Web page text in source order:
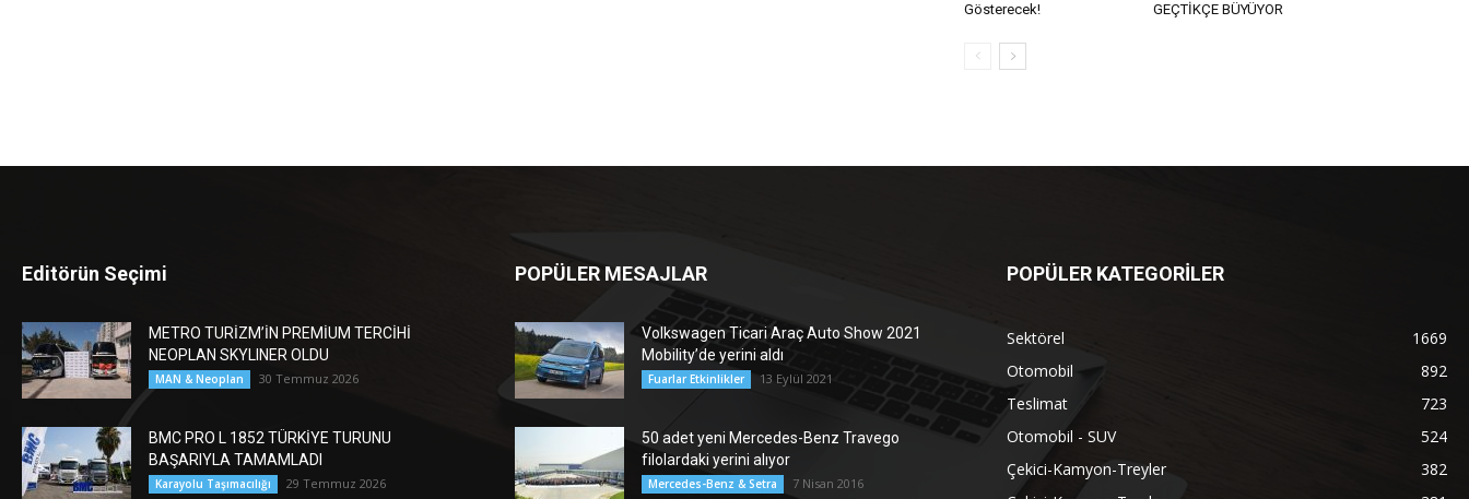
Gösterecek!
GEÇTİKÇE BÜYÜYOR
Editörün Seçimi
METRO TURİZM’İN PREMİUM TERCİHİ
NEOPLAN SKYLINER OLDU
MAN & Neoplan 30 Temmuz 2026
BMC PRO L 1852 TÜRKİYE TURUNU
BAŞARIYLA TAMAMLADI
Karayolu Taşımacılığı 29 Temmuz 2026
POPÜLER MESAJLAR
Volkswagen Ticari Araç Auto Show 2021
Mobility’de yerini aldı
Fuarlar Etkinlikler 13 Eylül 2021
50 adet yeni Mercedes-Benz Travego
filolardaki yerini alıyor
Mercedes-Benz & Setra 7 Nisan 2016
POPÜLER KATEGORİLER
Sektörel
1669
Otomobil
892
Teslimat
723
Otomobil - SUV
524
Çekici-Kamyon-Treyler
382